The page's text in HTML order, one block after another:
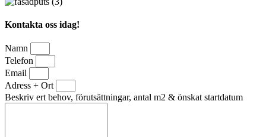
Kontakta oss idag!
Namn
Telefon
Email
Adress + Ort
Beskriv ert behov, förutsättningar, antal m2 & önskat startdatum